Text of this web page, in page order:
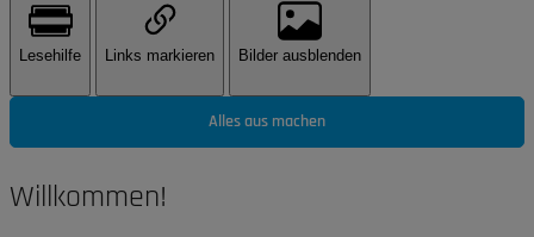
Lesehilfe Links markieren Bilder ausblenden
Alles aus machen
Willkommen!